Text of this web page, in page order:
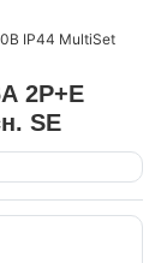
IP44 MultiSet
2P+E
SE